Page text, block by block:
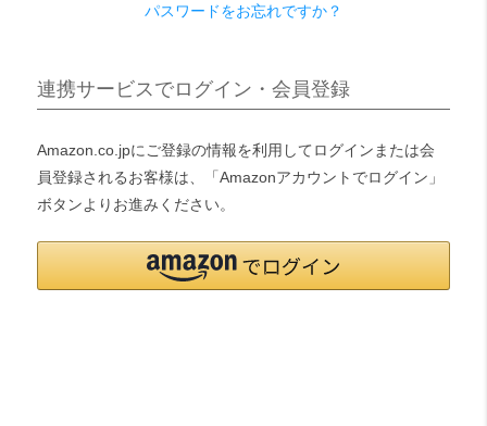
パスワードをお忘れですか？
連携サービスでログイン・会員登録
Amazon.co.jpにご登録の情報を利用してログインまたは会
員登録されるお客様は、「Amazonアカウントでログイン」
ボタンよりお進みください。